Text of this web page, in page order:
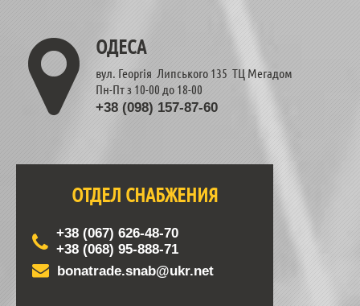
ОДЕСА
вул. Георгія Липського 135 ТЦ Мегадом
Пн-Пт з 10-00 до 18-00
+38 (098) 157-87-60
ОТДЕЛ СНАБЖЕНИЯ
+38 (067) 626-48-70
+38 (068) 95-888-71